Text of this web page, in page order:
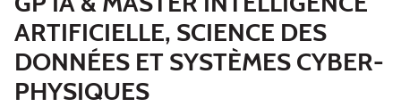
ARTIFICIELLE, SCIENCE DES
DONNÉES ET SYSTÈMES CYBER-
PHYSIQUES